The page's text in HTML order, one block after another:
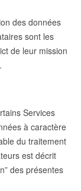
des données
sont les
de leur mission
Services
à caractère
du traitement
est décrit
des présentes